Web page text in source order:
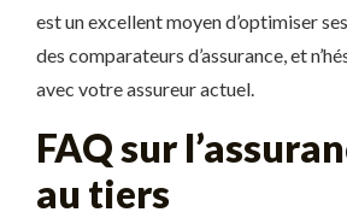
est un excellent moyen d’optimiser
des comparateurs d’assurance, et
avec votre assureur actuel.
FAQ sur
au tiers